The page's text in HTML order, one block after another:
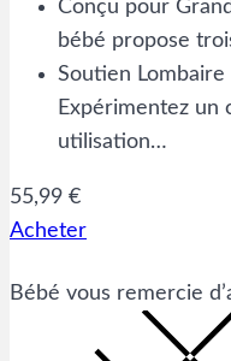
Conçu pour
bébé propose
Soutien Lombaire
Expérimentez un
utilisation…
55,99 €
Acheter
Bébé vous remercie